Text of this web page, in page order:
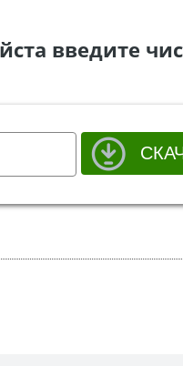
введите